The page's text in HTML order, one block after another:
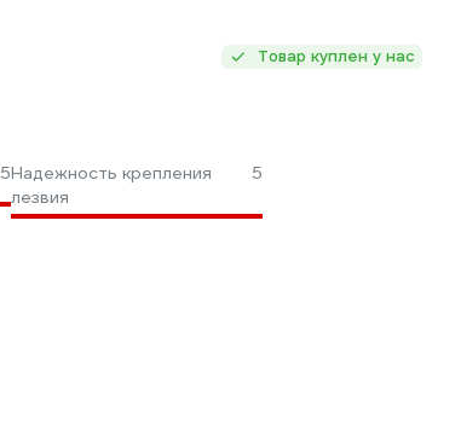
Товар куплен у нас
5Надежность крепления
лезвия
5